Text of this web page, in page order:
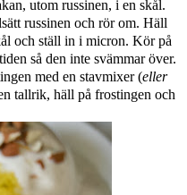
utom russinen, i en skål.
russinen och rör om. Häll
och ställ in i micron. Kör på
så den inte svämmar över.
med en stavmixer (eller
tallrik, häll på frostingen och